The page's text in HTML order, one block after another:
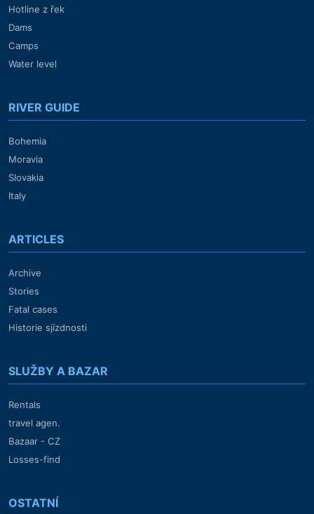
Hotline z řek
Dams
Camps
Water level
RIVER GUIDE
Bohemia
Moravia
Slovakia
Italy
ARTICLES
Archive
Stories
Fatal cases
Historie sjízdnosti
SLUŽBY A BAZAR
Rentals
travel agen.
Bazaar - CZ
Losses-find
OSTATNÍ